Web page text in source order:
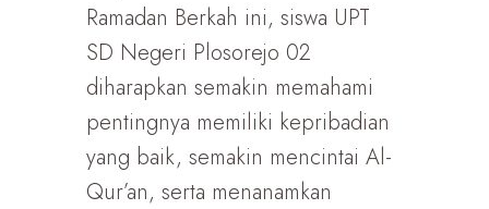
Ramadan Berkah ini, siswa UPT
SD Negeri Plosorejo 02
diharapkan semakin memahami
pentingnya memiliki kepribadian
yang baik, semakin mencintai Al-
Qur’an, serta menanamkan